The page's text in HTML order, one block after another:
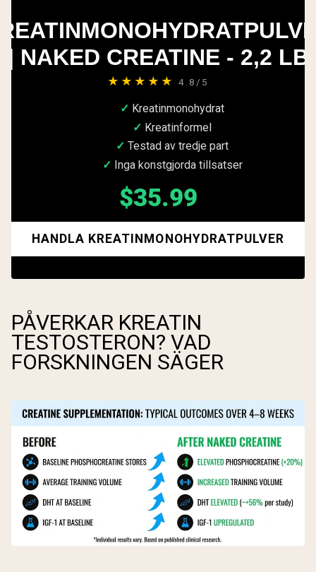
| NAKED CREATINE - 2,2 LB
★★★★★ 4.8/5
Kreatinmonohydrat
Kreatinformel
Testad av tredje part
Inga konstgjorda tillsatser
$35.99
HANDLA KREATINMONOHYDRATPULVER
PÅVERKAR KREATIN
TESTOSTERON? VAD
FORSKNINGEN SÄGER